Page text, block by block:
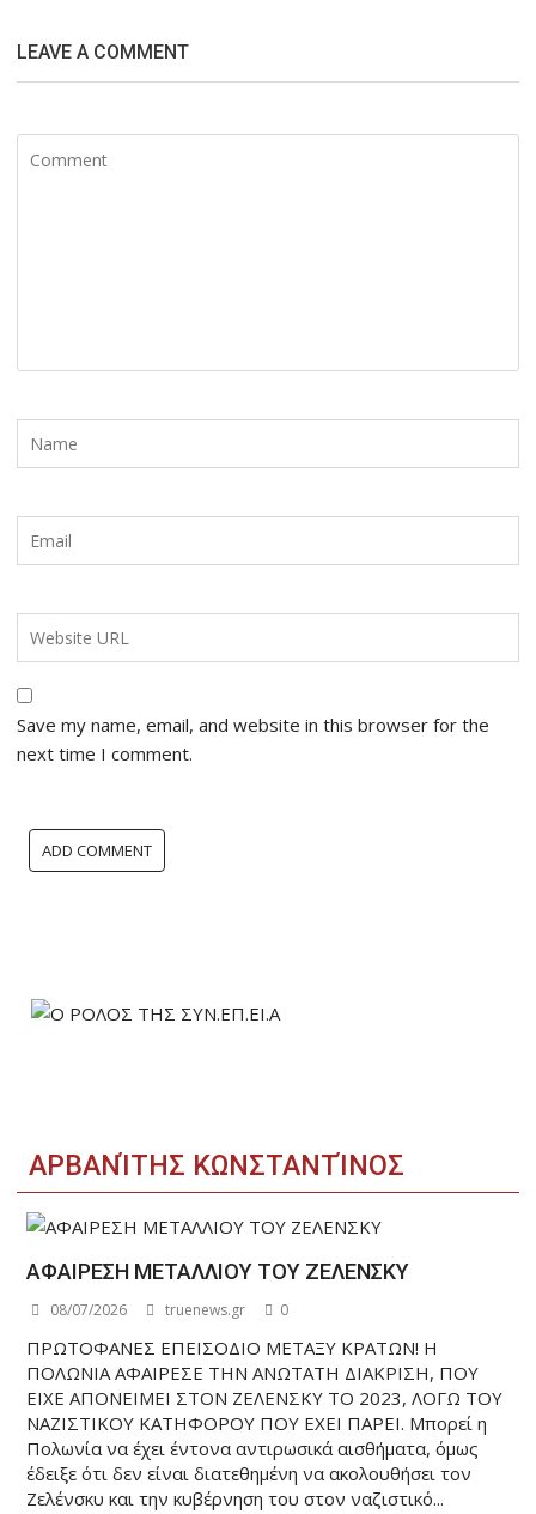
LEAVE A COMMENT
Save my name, email, and website in this browser for the
next time I comment.
ΑΡΒΑΝΊΤΗΣ ΚΩΝΣΤΑΝΤΊΝΟΣ
ΑΦΑΙΡΕΣΗ ΜΕΤΑΛΛΙΟΥ ΤΟΥ ΖΕΛΕΝΣΚΥ
08/07/2026 truenews.gr 0
ΠΡΩΤΟΦΑΝΕΣ ΕΠΕΙΣΟΔΙΟ ΜΕΤΑΞΥ ΚΡΑΤΩΝ! Η
ΠΟΛΩΝΙΑ ΑΦΑΙΡΕΣΕ ΤΗΝ ΑΝΩΤΑΤΗ ΔΙΑΚΡΙΣΗ, ΠΟΥ
ΕΙΧΕ ΑΠΟΝΕΙΜΕΙ ΣΤΟΝ ΖΕΛΕΝΣΚΥ ΤΟ 2023, ΛΟΓΩ ΤΟΥ
ΝΑΖΙΣΤΙΚΟΥ ΚΑΤΗΦΟΡΟΥ ΠΟΥ ΕΧΕΙ ΠΑΡΕΙ. Μπορεί η
Πολωνία να έχει έντονα αντιρωσικά αισθήματα, όμως
έδειξε ότι δεν είναι διατεθημένη να ακολουθήσει τον
Ζελένσκυ και την κυβέρνηση του στον ναζιστικό...